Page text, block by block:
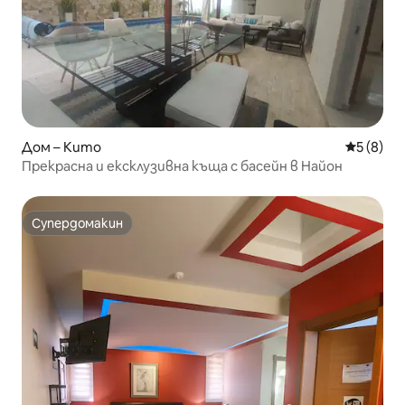
Дом – Кито Средна
5 (8)
Прекрасна и ексклузивна къща с басейн в Найон
Супердомакин
Супердомакин